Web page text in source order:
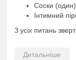
Соски
Інтимний
З усіх питань